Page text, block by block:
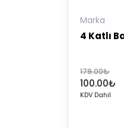
Marka
4 Katlı
179.00₺
Orijinal
fiyat:
179.00₺.
100.00₺
Şu
andaki
fiyat:
KDV Dahil